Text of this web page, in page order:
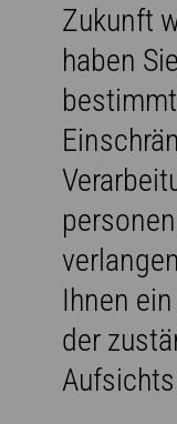
Zukunft
haben
Ihnen
der